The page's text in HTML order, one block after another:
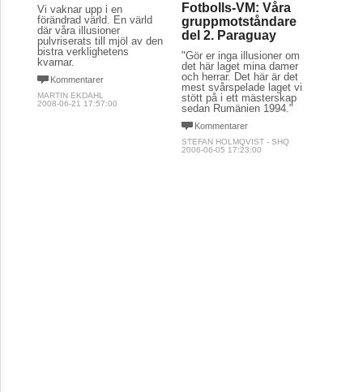
Vi vaknar upp i en
förändrad värld. En värld
där våra illusioner
pulvriserats till mjöl av den
bistra verklighetens
kvarnar.
Kommentarer
MARTIN EKDAHL
2008-06-21 17:57:00
Fotbolls-VM: Våra
gruppmotståndare
del 2. Paraguay
"Gör er inga illusioner om
det här laget mina damer
och herrar. Det här är det
mest svårspelade laget vi
stött på i ett mästerskap
sedan Rumänien 1994."
Kommentarer
STEFAN HOLMQVIST - SHQ
2006-06-05 17:23:00